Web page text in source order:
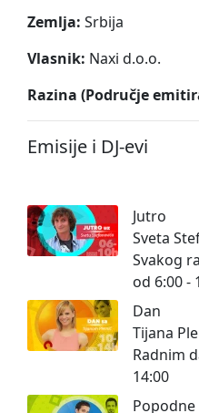
Zemlja: Srbija
Vlasnik: Naxi d.o.o.
Razina (Područje
Emisije i DJ-evi
Jutro
Sveta
Svakog
od 6:00 -
Dan
Tijana
Radnim
14:00
Popodne